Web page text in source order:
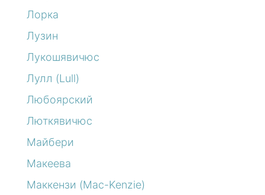
Лорка
Лузин
Лукошявичюс
Лулл (Lull)
Любоярский
Люткявичюс
Майбери
Макеева
Маккензи (Mac-Kenzie)